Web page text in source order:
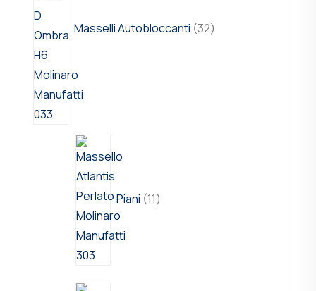
Masselli Autobloccanti 32
Piani 11